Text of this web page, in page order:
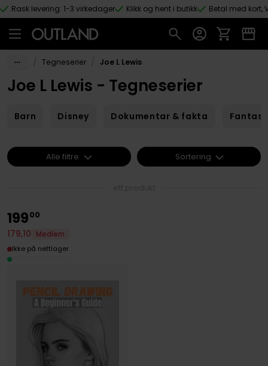
Hopp til hovedinnhold
Rask levering: 1-3 virkedager Klikk og hent i butikk Betal med kort,
Tegneserier Joe L Lewis
Joe L Lewis - Tegneserier
Barn Disney Dokumentar & fakta Fantasy
19900
179,10
Medlem
Ikke på nettlager
Alle filtre Sortering